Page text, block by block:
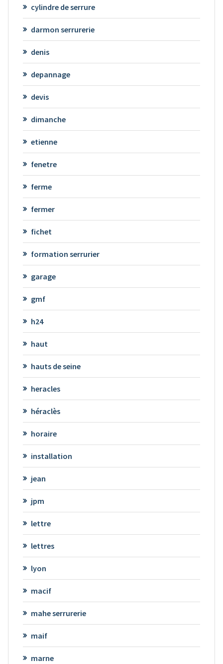
cylindre de serrure
darmon serrurerie
denis
depannage
devis
dimanche
etienne
fenetre
ferme
fermer
fichet
formation serrurier
garage
gmf
h24
haut
hauts de seine
heracles
héraclès
horaire
installation
jean
jpm
lettre
lettres
lyon
macif
mahe serrurerie
maif
marne